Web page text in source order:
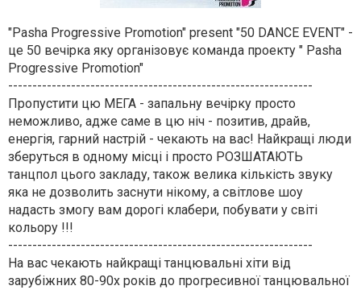
"Pasha Progressive Promotion" present "50 DANCE EVENT" -
це 50 вечірка яку організовує команда проекту " Pasha
Progressive Promotion"
---------------------------------------------------------------
Пропустити цю МЕГА - запальну вечірку просто
неможливо, адже саме в цю ніч - позитив, драйв,
енергія, гарний настрій - чекають на вас! Найкращі люди
зберуться в одному місці і просто РОЗШАТАЮТЬ
танцпол цього закладу, також велика кількість звуку
яка не дозволить заснути нікому, а світлове шоу
надасть змогу вам дорогі клабери, побувати у світі
кольору !!!
---------------------------------------------------------------
На вас чекають найкращі танцювальні хіти від
зарубіжних 80-90х років до прогресивної танцювальної